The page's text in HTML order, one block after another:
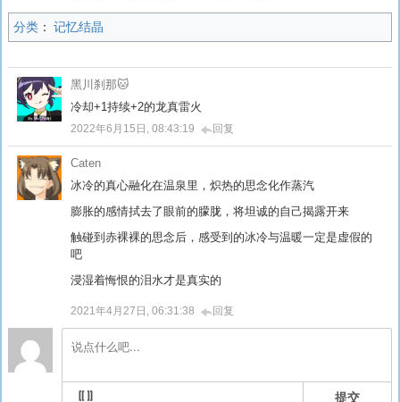
分类： 记忆结晶
黑川刹那🐱
冷却+1持续+2的龙真雷火
2022年6月15日, 08:43:19 回复
Caten
冰冷的真心融化在温泉里，炽热的思念化作蒸汽
膨胀的感情拭去了眼前的朦胧，将坦诚的自己揭露开来
触碰到赤裸裸的思念后，感受到的冰冷与温暖一定是虚假的
吧
浸湿着悔恨的泪水才是真实的
2021年4月27日, 06:31:38 回复
提交